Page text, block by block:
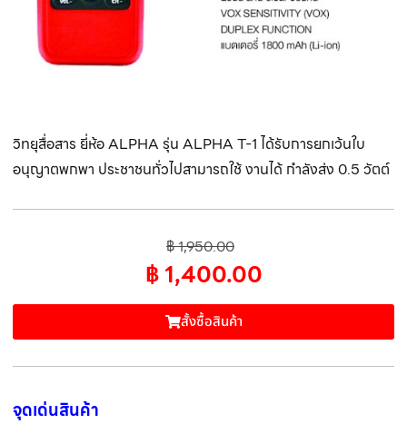
วิทยุสื่อสาร ยี่ห้อ ALPHA รุ่น ALPHA T-1 ได้รับการยกเว้นใบ
อนุญาตพกพา ประชาชนทั่วไปสามารถใช้ งานได้ กำลังส่ง 0.5 วัตต์
฿1,950.00
฿1,400.00
สั้งซื้อสินค้า
จุดเด่นสินค้า